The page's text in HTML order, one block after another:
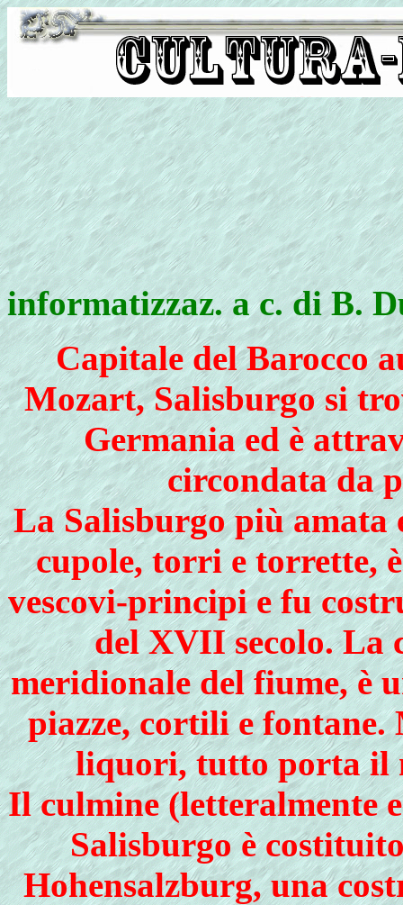
informatizzaz. a c. di B.
Capitale del Barocco
Mozart, Salisburgo si
Germania ed è
circondata da
La Salisburgo più amata
cupole, torri e torrette,
vescovi-principi e fu
del XVII secolo. La
meridionale del fiume, è
piazze, cortili e fontane.
liquori, tutto porta il
Il culmine (letteralmente
Salisburgo è
Hohensalzburg, una